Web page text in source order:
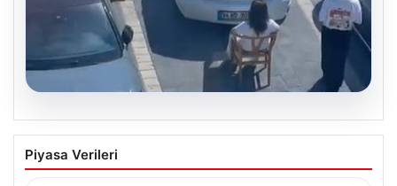
05.08.2026
Yalova’da Şaşırtan Engelleme: Kafe
Önüne Park Etmek İsteyen Sürücüye
Piyasa Verileri